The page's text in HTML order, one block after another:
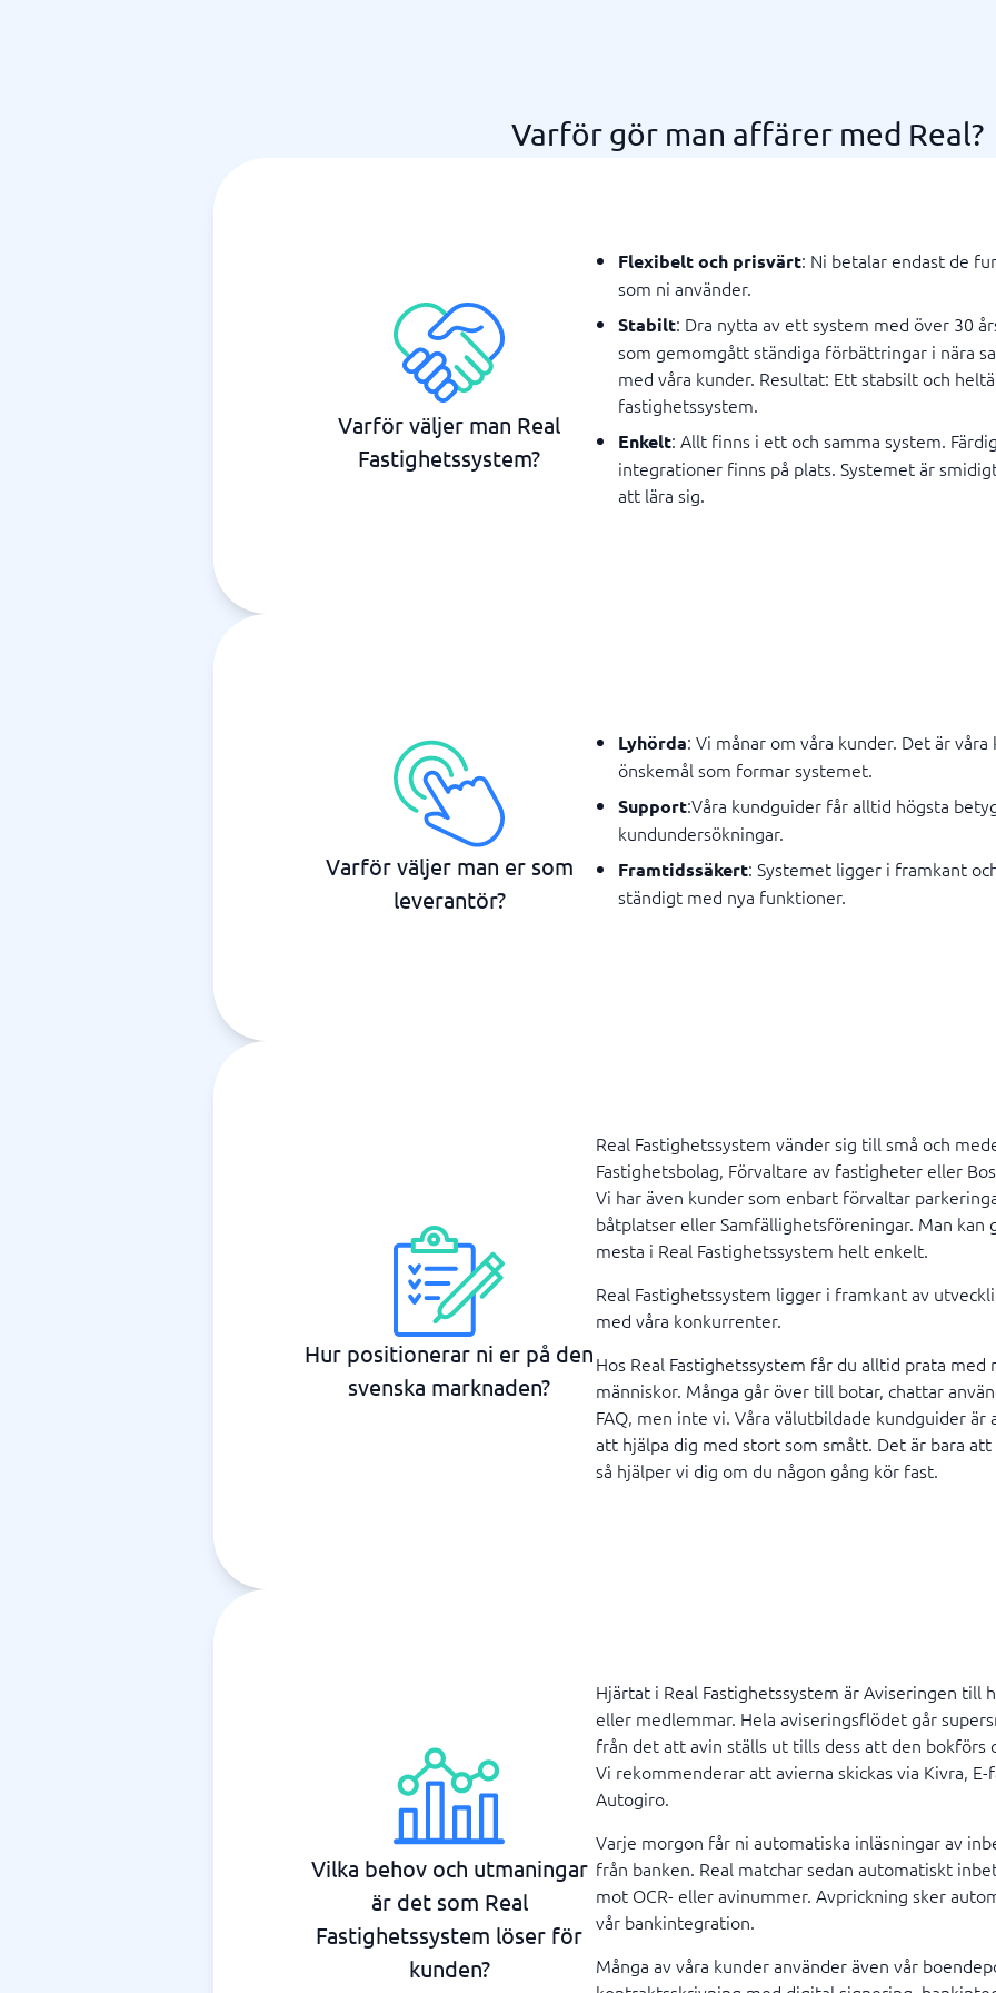
Varför gör man affärer med Real?
Varför väljer man Real
Fastighetssystem?
Flexibelt och prisvärt: Ni betalar endast de
som ni använder.
Stabilt: Dra nytta av ett system med över 30
som gemomgått ständiga förbättringar i nära
med våra kunder. Resultat: Ett stabsilt och
fastighetssystem.
Enkelt: Allt finns i ett och samma system.
integrationer finns på plats. Systemet är
att lära sig.
Varför väljer man er som
leverantör?
Lyhörda: Vi månar om våra kunder. Det är våra
önskemål som formar systemet.
Support:Våra kundguider får alltid högsta
kundundersökningar.
Framtidssäkert: Systemet ligger i framkant
ständigt med nya funktioner.
Hur positionerar ni er på den
svenska marknaden?
Real Fastighetssystem vänder sig till små och
Fastighetsbolag, Förvaltare av fastigheter eller
Vi har även kunder som enbart förvaltar
båtplatser eller Samfällighetsföreningar. Man kan
mesta i Real Fastighetssystem helt enkelt.
Real Fastighetssystem ligger i framkant av
med våra konkurrenter.
Hos Real Fastighetssystem får du alltid prata med
människor. Många går över till botar, chattar
FAQ, men inte vi. Våra välutbildade kundguider är
att hjälpa dig med stort som smått. Det är bara
så hjälper vi dig om du någon gång kör fast.
Vilka behov och utmaningar
är det som Real
Fastighetssystem löser för
kunden?
Hjärtat i Real Fastighetssystem är Aviseringen till
eller medlemmar. Hela aviseringsflödet går
från det att avin ställs ut tills dess att den bokförs
Vi rekommenderar att avierna skickas via Kivra,
Autogiro.
Varje morgon får ni automatiska inläsningar av
från banken. Real matchar sedan automatiskt
mot OCR- eller avinummer. Avprickning sker
vår bankintegration.
Många av våra kunder använder även vår